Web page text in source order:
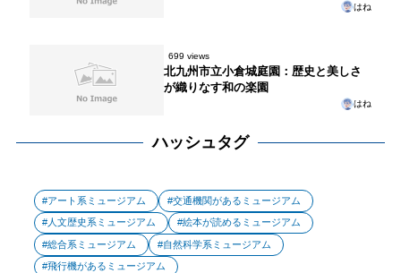
はね
699 views
北九州市立小倉城庭園：歴史と美しさ
が織りなす和の楽園
はね
ハッシュタグ
アート系ミュージアム 交通機関があるミュージアム
人文歴史系ミュージアム 絵本が読めるミュージアム
総合系ミュージアム 自然科学系ミュージアム
飛行機があるミュージアム